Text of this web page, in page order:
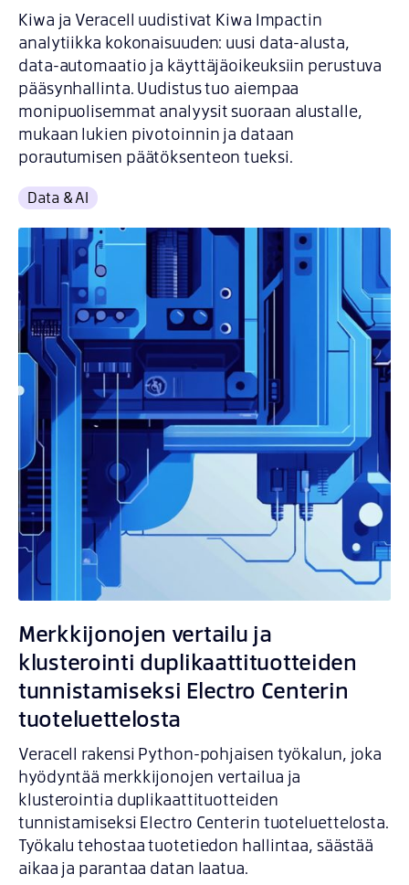
Kiwa ja Veracell uudistivat Kiwa Impactin
analytiikka kokonaisuuden: uusi data-alusta,
data-automaatio ja käyttäjäoikeuksiin perustuva
pääsynhallinta. Uudistus tuo aiempaa
monipuolisemmat analyysit suoraan alustalle,
mukaan lukien pivotoinnin ja dataan
porautumisen päätöksenteon tueksi.
Data & AI
Merkkijonojen vertailu ja
klusterointi duplikaattituotteiden
tunnistamiseksi Electro Centerin
tuoteluettelosta
Veracell rakensi Python-pohjaisen työkalun, joka
hyödyntää merkkijonojen vertailua ja
klusterointia duplikaattituotteiden
tunnistamiseksi Electro Centerin tuoteluettelosta.
Työkalu tehostaa tuotetiedon hallintaa, säästää
aikaa ja parantaa datan laatua.